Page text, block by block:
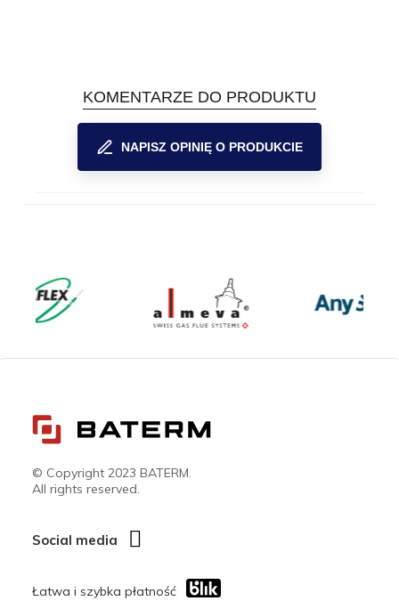
KOMENTARZE DO PRODUKTU
NAPISZ OPINIĘ O PRODUKCIE
© Copyright 2023 BATERM.
All rights reserved.
Social media
Łatwa i szybka płatność